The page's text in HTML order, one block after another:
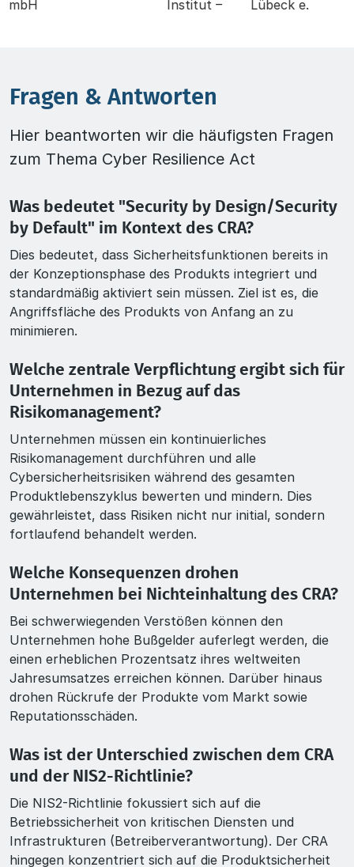
Fragen & Antworten
Hier beantworten wir die häufigsten Fragen
zum Thema Cyber Resilience Act
Was bedeutet "Security by Design/Security
by Default" im Kontext des CRA?
Dies bedeutet, dass Sicherheitsfunktionen bereits in
der Konzeptionsphase des Produkts integriert und
standardmäßig aktiviert sein müssen. Ziel ist es, die
Angriffsfläche des Produkts von Anfang an zu
minimieren.
Welche zentrale Verpflichtung ergibt sich für
Unternehmen in Bezug auf das
Risikomanagement?
Unternehmen müssen ein kontinuierliches
Risikomanagement durchführen und alle
Cybersicherheitsrisiken während des gesamten
Produktlebenszyklus bewerten und mindern. Dies
gewährleistet, dass Risiken nicht nur initial, sondern
fortlaufend behandelt werden.
Welche Konsequenzen drohen
Unternehmen bei Nichteinhaltung des CRA?
Bei schwerwiegenden Verstößen können den
Unternehmen hohe Bußgelder auferlegt werden, die
einen erheblichen Prozentsatz ihres weltweiten
Jahresumsatzes erreichen können. Darüber hinaus
drohen Rückrufe der Produkte vom Markt sowie
Reputationsschäden.
Was ist der Unterschied zwischen dem CRA
und der NIS2-Richtlinie?
Die NIS2-Richtlinie fokussiert sich auf die
Betriebssicherheit von kritischen Diensten und
Infrastrukturen (Betreiberverantwortung). Der CRA
hingegen konzentriert sich auf die Produktsicherheit